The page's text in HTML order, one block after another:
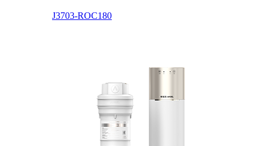
J3703-ROC180